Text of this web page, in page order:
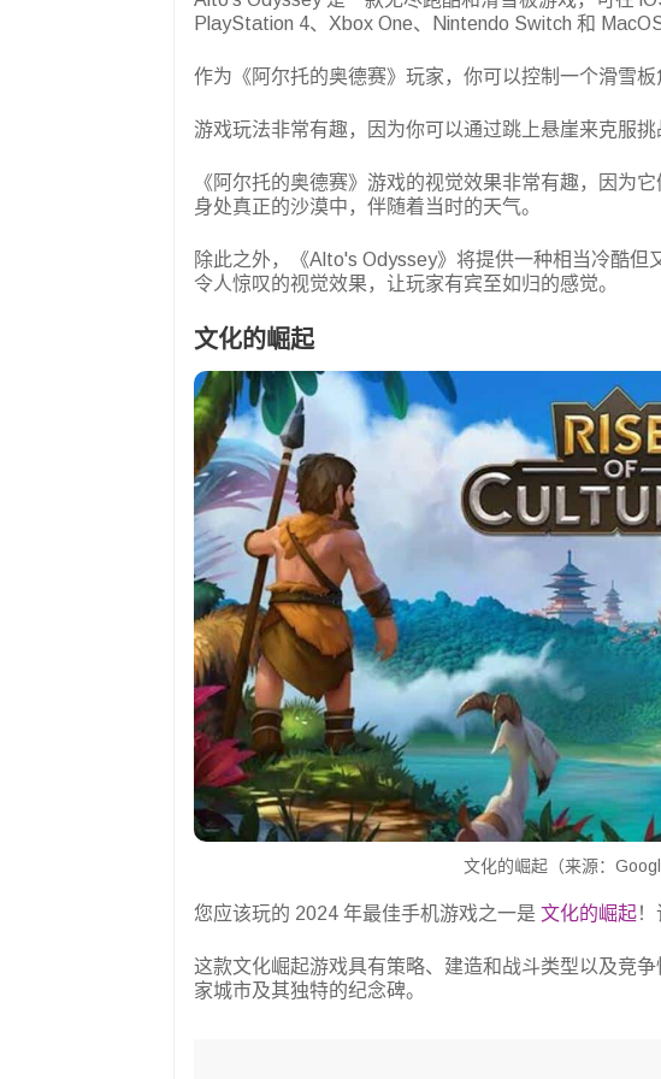
PlayStation 4、Xbox One、Nintendo Switch 和
作为《阿尔托的奥德赛》玩家，你可以控制一个滑雪板
游戏玩法非常有趣，因为你可以通过跳上悬崖来克服
《阿尔托的奥德赛》游戏的视觉效果非常有趣，因为
身处真正的沙漠中，伴随着当时的天气。
除此之外，《Alto's Odyssey》将提供一种相当冷酷
令人惊叹的视觉效果，让玩家有宾至如归的感觉。
文化的崛起
文化的崛起（来源：
您应该玩的 2024 年最佳手机游戏之一是 文化的崛起
这款文化崛起游戏具有策略、建造和战斗类型以及竞
家城市及其独特的纪念碑。